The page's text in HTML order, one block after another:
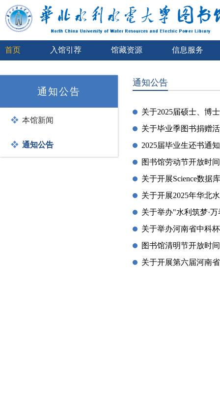
首页 入馆引荐 馆藏资源 信息服务
通知公告
本馆新闻
通知公告
通知公告
关于2025届硕士、博
关于毕业季图书捐赠
2025届毕业生还书通知
图书馆劳动节开放时
关于开展Science数据
关于开展2025年华北
关于举办"水利筑梦·
关于举办河南省中科
图书馆清明节开放时
关于开展第六届河南